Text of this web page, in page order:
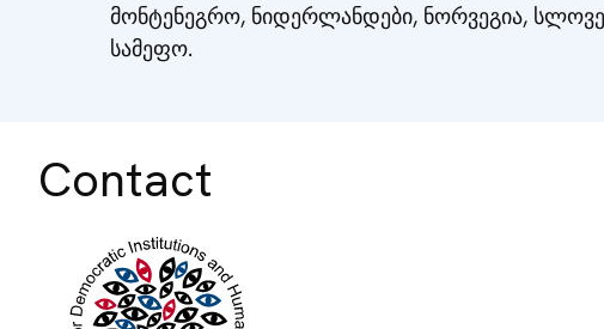
მონტენეგრო, ნიდერლანდები, ნორვეგია,
სამეფო.
Contact